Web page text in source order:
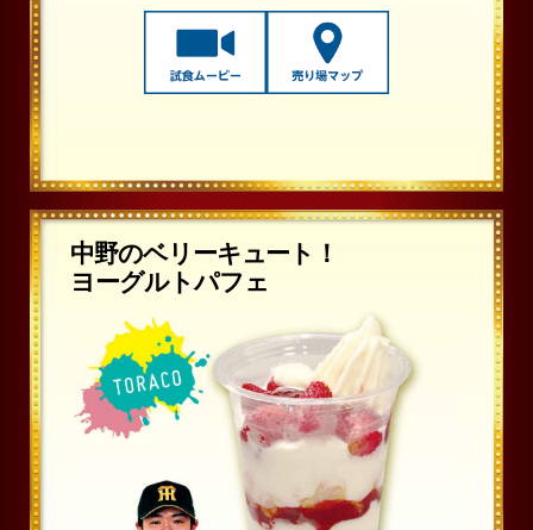
中野のベリーキュート！
ヨーグルトパフェ